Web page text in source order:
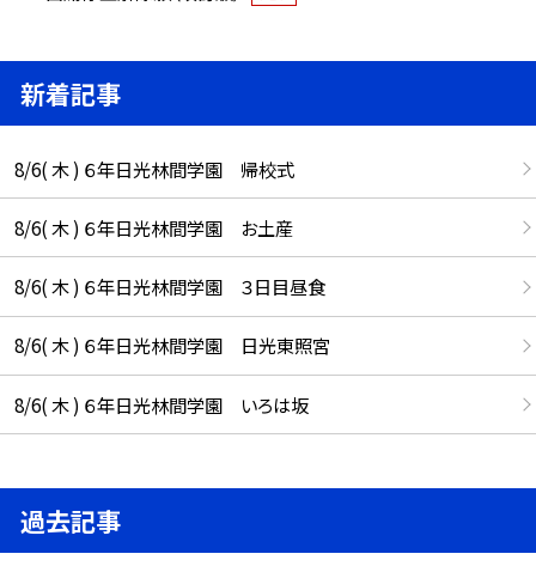
新着記事
8/6( 木 ) ６年日光林間学園 帰校式
8/6( 木 ) ６年日光林間学園 お土産
8/6( 木 ) ６年日光林間学園 ３日目昼食
8/6( 木 ) ６年日光林間学園 日光東照宮
8/6( 木 ) ６年日光林間学園 いろは坂
過去記事